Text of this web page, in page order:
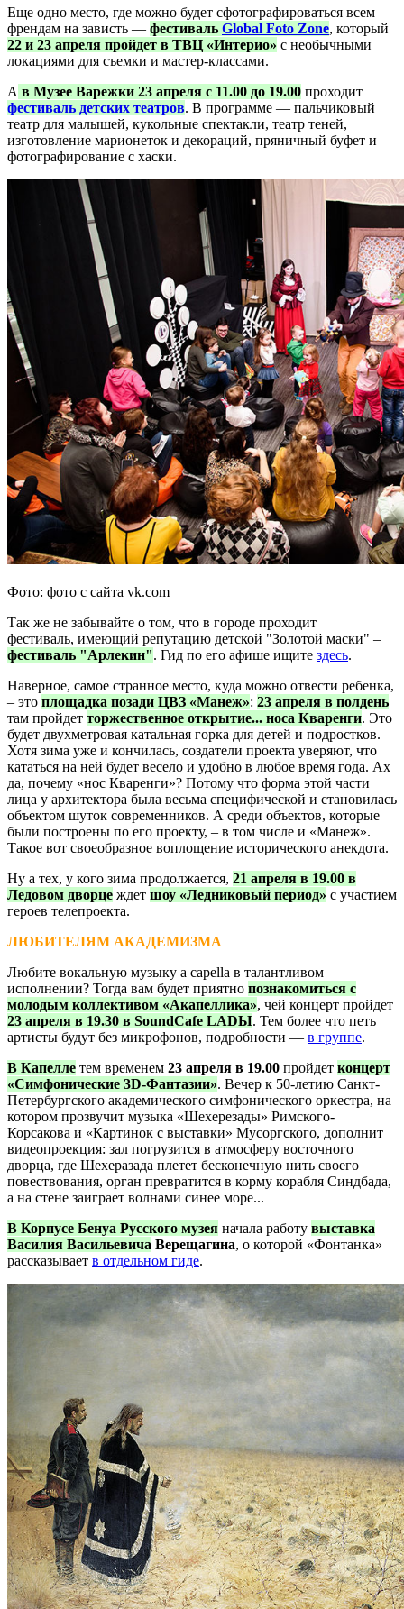
Еще одно место, где можно будет сфотографироваться всем
френдам на зависть — фестиваль Global Foto Zone, который
22 и 23 апреля пройдет в ТВЦ «Интерио» с необычными
локациями для съемки и мастер-классами.
А в Музее Варежки 23 апреля с 11.00 до 19.00 проходит
фестиваль детских театров. В программе — пальчиковый
театр для малышей, кукольные спектакли, театр теней,
изготовление марионеток и декораций, пряничный буфет и
фотографирование с хаски.
Фото: фото с сайта vk.com
Так же не забывайте о том, что в городе проходит
фестиваль, имеющий репутацию детской "Золотой маски" –
фестиваль "Арлекин". Гид по его афише ищите здесь.
Наверное, самое странное место, куда можно отвести ребенка,
– это площадка позади ЦВЗ «Манеж»: 23 апреля в полдень
там пройдет торжественное открытие... носа Кваренги. Это
будет двухметровая катальная горка для детей и подростков.
Хотя зима уже и кончилась, создатели проекта уверяют, что
кататься на ней будет весело и удобно в любое время года. Ах
да, почему «нос Кваренги»? Потому что форма этой части
лица у архитектора была весьма специфической и становилась
объектом шуток современников. А среди объектов, которые
были построены по его проекту, – в том числе и «Манеж».
Такое вот своеобразное воплощение исторического анекдота.
Ну а тех, у кого зима продолжается, 21 апреля в 19.00 в
Ледовом дворце ждет шоу «Ледниковый период» с участием
героев телепроекта.
ЛЮБИТЕЛЯМ АКАДЕМИЗМА
Любите вокальную музыку a capella в талантливом
исполнении? Тогда вам будет приятно познакомиться с
молодым коллективом «Акапеллика», чей концерт пройдет
23 апреля в 19.30 в SoundCafe LADЫ. Тем более что петь
артисты будут без микрофонов, подробности — в группе.
В Капелле тем временем 23 апреля в 19.00 пройдет концерт
«Симфонические 3D-Фантазии». Вечер к 50-летию Санкт-
Петербургского академического симфонического оркестра, на
котором прозвучит музыка «Шехерезады» Римского-
Корсакова и «Картинок с выставки» Мусоргского, дополнит
видеопроекция: зал погрузится в атмосферу восточного
дворца, где Шехеразада плетет бесконечную нить своего
повествования, орган превратится в корму корабля Синдбада,
а на стене заиграет волнами синее море...
В Корпусе Бенуа Русского музея начала работу выставка
Василия Васильевича Верещагина, о которой «Фонтанка»
рассказывает в отдельном гиде.